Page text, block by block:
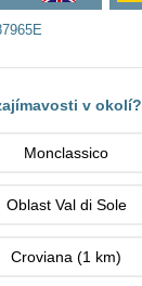
v okolí?
Monclassico
Oblast Val di Sole
Croviana (1 km)